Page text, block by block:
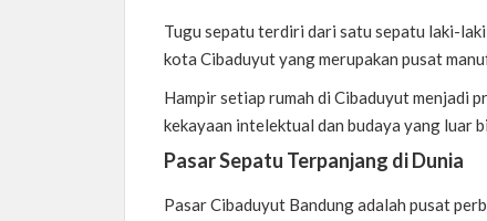
Tugu sepatu terdiri dari satu sepatu laki-
kota Cibaduyut yang merupakan pusat
Hampir setiap rumah di Cibaduyut menjadi
kekayaan intelektual dan budaya yang luar
Pasar Sepatu Terpanjang di Dunia
Pasar Cibaduyut Bandung adalah pusat